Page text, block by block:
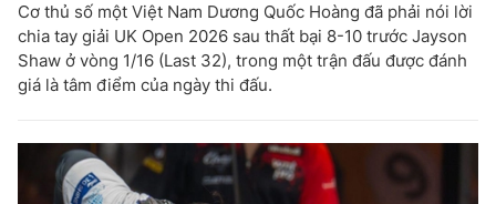
Cơ thủ số một Việt Nam Dương Quốc Hoàng đã phải nói lời
chia tay giải UK Open 2026 sau thất bại 8-10 trước Jayson
Shaw ở vòng 1/16 (Last 32), trong một trận đấu được đánh
giá là tâm điểm của ngày thi đấu.